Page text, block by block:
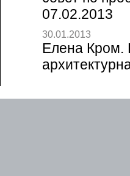
07.02.2013
30.01.2013
Елена Кром.